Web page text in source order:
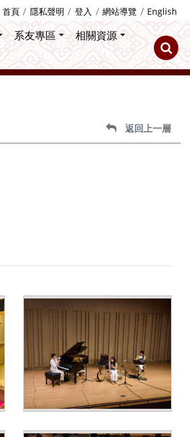
首頁 隱私聲明 登入 網站導覽 English
系友專區 相關資源
返回上一層